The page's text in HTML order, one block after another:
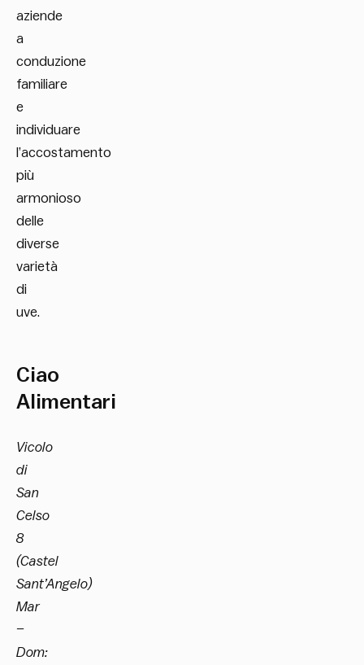
aziende
a
conduzione
familiare
e
individuare
l’accostamento
più
armonioso
delle
diverse
varietà
di
uve.
Ciao
Alimentari
Vicolo
di
San
Celso
8
(Castel
Sant’Angelo)
Mar
–
Dom: